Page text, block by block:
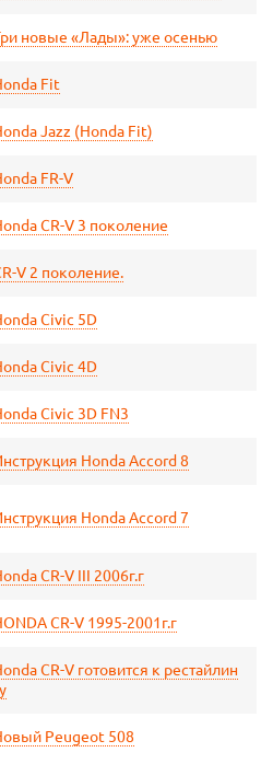
новые «Лады»: уже осенью
Fit
Jazz (Honda Fit)
FR-V
CR-V 3 поколение
V 2 поколение.
Civic 5D
Civic 4D
Civic 3D FN3
Honda Accord 8
Honda Accord 7
CR-V III 2006г.г
CR-V 1995-2001г.г
CR-V готовится к рестайлин
Peugeot 508